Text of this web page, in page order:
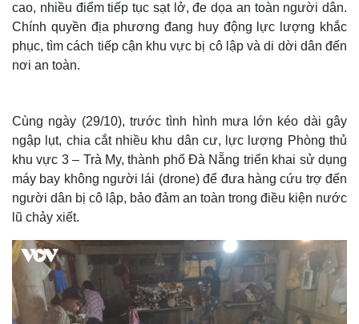
Thế giới
Quan sát
Cuộc sống đó đây
Hồ sơ
Multimedia
Video
Ảnh
cao, nhiều điểm tiếp tục sạt lở, đe dọa an toàn người dân.
Chính quyền địa phương đang huy động lực lượng khắc
phục, tìm cách tiếp cận khu vực bị cô lập và di dời dân đến
nơi an toàn.
Cùng ngày (29/10), trước tình hình mưa lớn kéo dài gây
ngập lụt, chia cắt nhiều khu dân cư, lực lượng Phòng thủ
khu vực 3 – Trà My, thành phố Đà Nẵng triển khai sử dụng
máy bay không người lái (drone) để đưa hàng cứu trợ đến
người dân bị cô lập, bảo đảm an toàn trong điều kiện nước
lũ chảy xiết.